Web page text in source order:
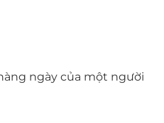
ngày của một người